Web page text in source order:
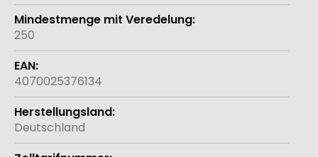
250
4070025376134
Deutschland